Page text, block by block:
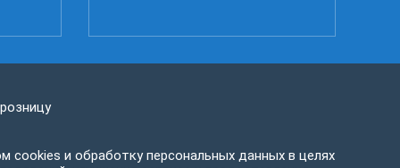
cookies и обработку персональных данных в целях